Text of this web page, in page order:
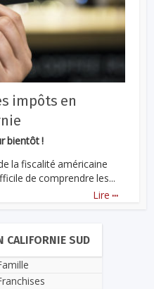
impôts en
bientôt !
la fiscalité américaine
de comprendre les...
Lire ...
CALIFORNIE SUD